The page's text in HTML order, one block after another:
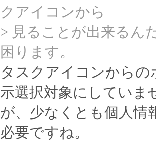
クアイコンから
> 見ることが出来るん
困ります。
タスクアイコンから
示選択対象にしていま
が、少なくとも個人情
必要ですね。